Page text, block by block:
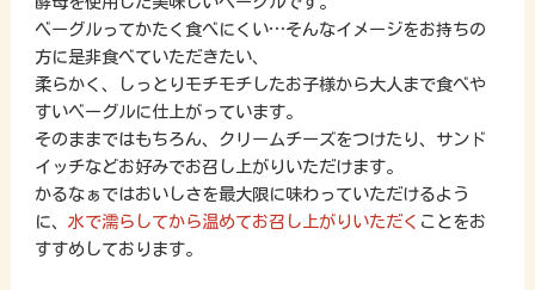
ベーグルってかたく食べにくい…そんなイメージをお持ちの
方に是非食べていただきたい、
柔らかく、しっとりモチモチしたお子様から大人まで食べや
すいベーグルに仕上がっています。
そのままではもちろん、クリームチーズをつけたり、サンド
イッチなどお好みでお召し上がりいただけます。
かるなぁではおいしさを最大限に味わっていただけるよう
に、 水で濡らしてから温めてお召し上がりいただく ことをお
すすめしております。